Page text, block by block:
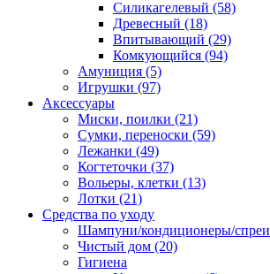
Силикагелевый (58)
Древесный (18)
Впитывающий (29)
Комкующийся (94)
Амуниция (5)
Игрушки (97)
Аксессуары
Миски, поилки (21)
Сумки, переноски (59)
Лежанки (49)
Когтеточки (37)
Вольеры, клетки (13)
Лотки (21)
Средства по уходу
Шампуни/кондиционеры/спреи
Чистый дом (20)
Гигиена